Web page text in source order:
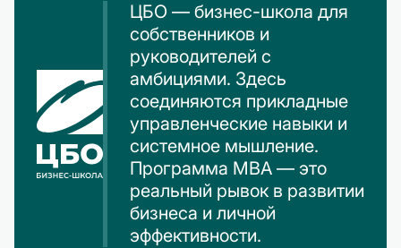
ЦБО — бизнес-школа для
собственников и
руководителей с
амбициями. Здесь
соединяются прикладные
управленческие навыки и
системное мышление.
Программа MBA — это
реальный рывок в развитии
бизнеса и личной
эффективности.